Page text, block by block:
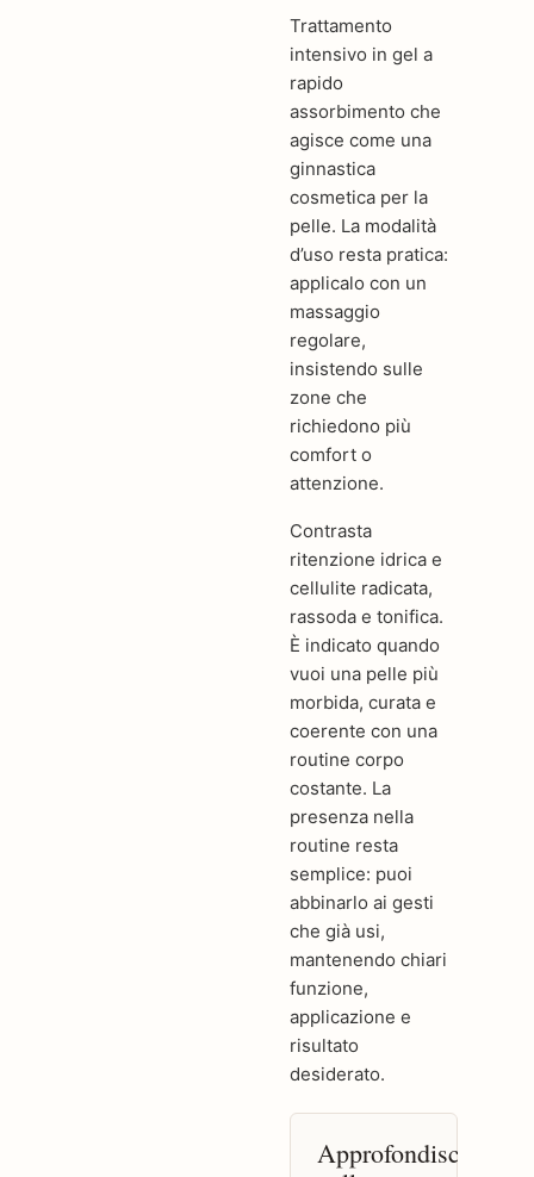
Trattamento
intensivo in gel a
rapido
assorbimento che
agisce come una
ginnastica
cosmetica per la
pelle. La modalità
d’uso resta pratica:
applicalo con un
massaggio
regolare,
insistendo sulle
zone che
richiedono più
comfort o
attenzione.
Contrasta
ritenzione idrica e
cellulite radicata,
rassoda e tonifica.
È indicato quando
vuoi una pelle più
morbida, curata e
coerente con una
routine corpo
costante. La
presenza nella
routine resta
semplice: puoi
abbinarlo ai gesti
che già usi,
mantenendo chiari
funzione,
applicazione e
risultato
desiderato.
Approfondisci